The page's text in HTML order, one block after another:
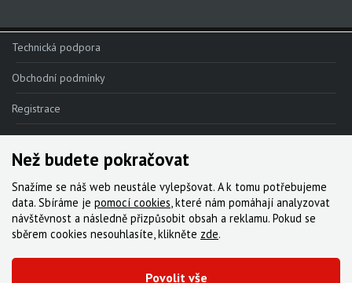
Technická podpora
Obchodní podmínky
Registrace
Reklamace
Kde nakoupit
Kontakt
Servis
Ke stažení
Než budete pokračovat
Snažíme se náš web neustále vylepšovat. A k tomu potřebujeme
data. Sbíráme je pomocí cookies, které nám pomáhají analyzovat
návštěvnost a následně přizpůsobit obsah a reklamu. Pokud se
sběrem cookies nesouhlasíte, klikněte zde.
Povolit vše